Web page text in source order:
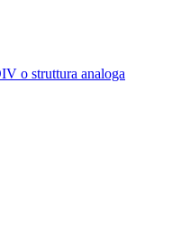
o struttura analoga